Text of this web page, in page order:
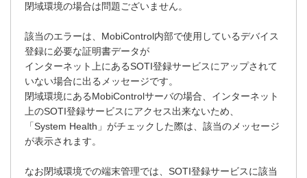
閉域環境の場合は問題ございません。
該当のエラーは、MobiControl内部で使用しているデバイス
登録に必要な証明書データが
インターネット上にあるSOTI登録サービスにアップされて
いない場合に出るメッセージです。
閉域環境にあるMobiControlサーバの場合、インターネット
上のSOTI登録サービスにアクセス出来ないため、
「System Health」がチェックした際は、該当のメッセージ
が表示されます。
なお閉域環境での端末管理では、SOTI登録サービスに該当